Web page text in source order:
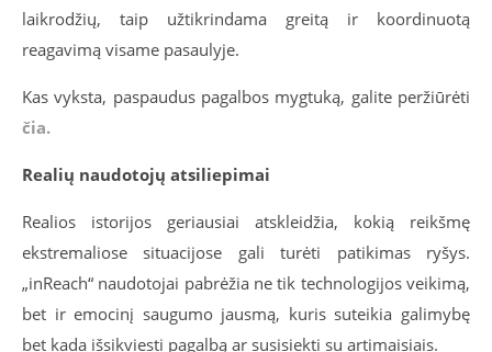
laikrodžių, taip užtikrindama greitą ir koordinuotą
reagavimą visame pasaulyje.
Kas vyksta, paspaudus pagalbos mygtuką, galite peržiūrėti
čia.
Realių naudotojų atsiliepimai
Realios istorijos geriausiai atskleidžia, kokią reikšmę
ekstremaliose situacijose gali turėti patikimas ryšys.
„inReach“ naudotojai pabrėžia ne tik technologijos veikimą,
bet ir emocinį saugumo jausmą, kuris suteikia galimybę
bet kada išsikviesti pagalbą ar susisiekti su artimaisiais.